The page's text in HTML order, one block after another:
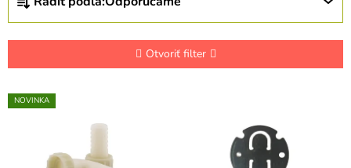
d
e
i
e
p
Otvoriť filter
V
ýNOVINKA